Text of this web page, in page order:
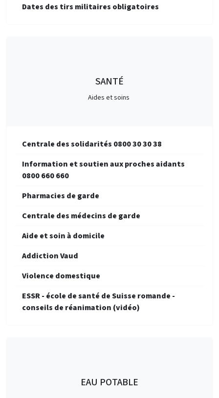
Dates des tirs militaires obligatoires
SANTÉ
Aides et soins
Centrale des solidarités 0800 30 30 38
Information et soutien aux proches aidants
0800 660 660
Pharmacies de garde
Centrale des médecins de garde
Aide et soin à domicile
Addiction Vaud
Violence domestique
ESSR - école de santé de Suisse romande -
conseils de réanimation (vidéo)
EAU POTABLE